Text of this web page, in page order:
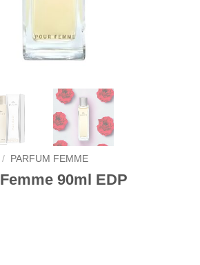
/ PARFUM FEMME
90ml EDP